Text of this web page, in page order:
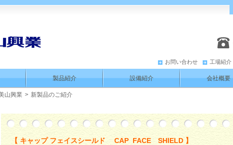
工場紹介
お問い合わせ
製品紹介 設備紹介 会社概要
山興業 > 新製品のご紹介
【 キャップ フェイスシールド CAP FACE SHIELD 】